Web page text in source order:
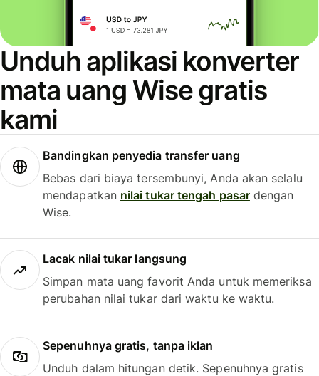
Unduh aplikasi konverter
mata uang Wise gratis
kami
Bandingkan penyedia transfer uang
Bebas dari biaya tersembunyi, Anda akan selalu
mendapatkan nilai tukar tengah pasardengan
Wise.
Lacak nilai tukar langsung
Simpan mata uang favorit Anda untuk memeriksa
perubahan nilai tukar dari waktu ke waktu.
Sepenuhnya gratis, tanpa iklan
Unduh dalam hitungan detik. Sepenuhnya gratis